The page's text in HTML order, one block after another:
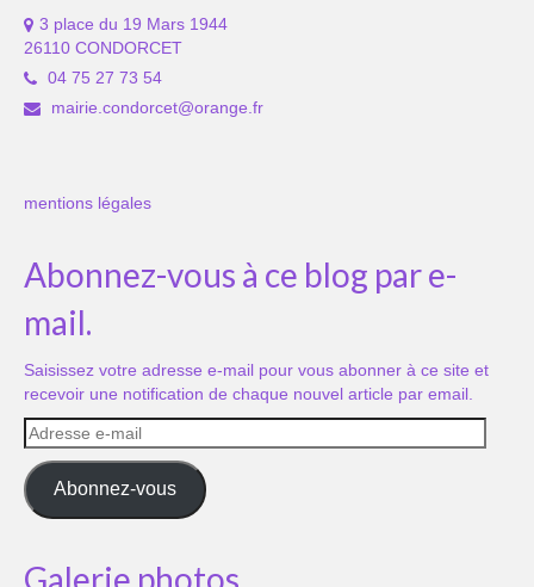
3 place du 19 Mars 1944
26110 CONDORCET
04 75 27 73 54
mairie.condorcet@orange.fr
mentions légales
Abonnez-vous à ce blog par e-
mail.
Saisissez votre adresse e-mail pour vous abonner à ce site et
recevoir une notification de chaque nouvel article par email.
Adresse
e-
mail
Abonnez-vous
Galerie photos